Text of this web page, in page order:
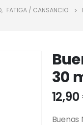
, FATIGA / CANSANCIO
30
12,90